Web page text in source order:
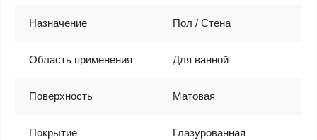
Назначение Пол / Стена
Область применения Для ванной
Поверхность Матовая
Покрытие Глазурованная